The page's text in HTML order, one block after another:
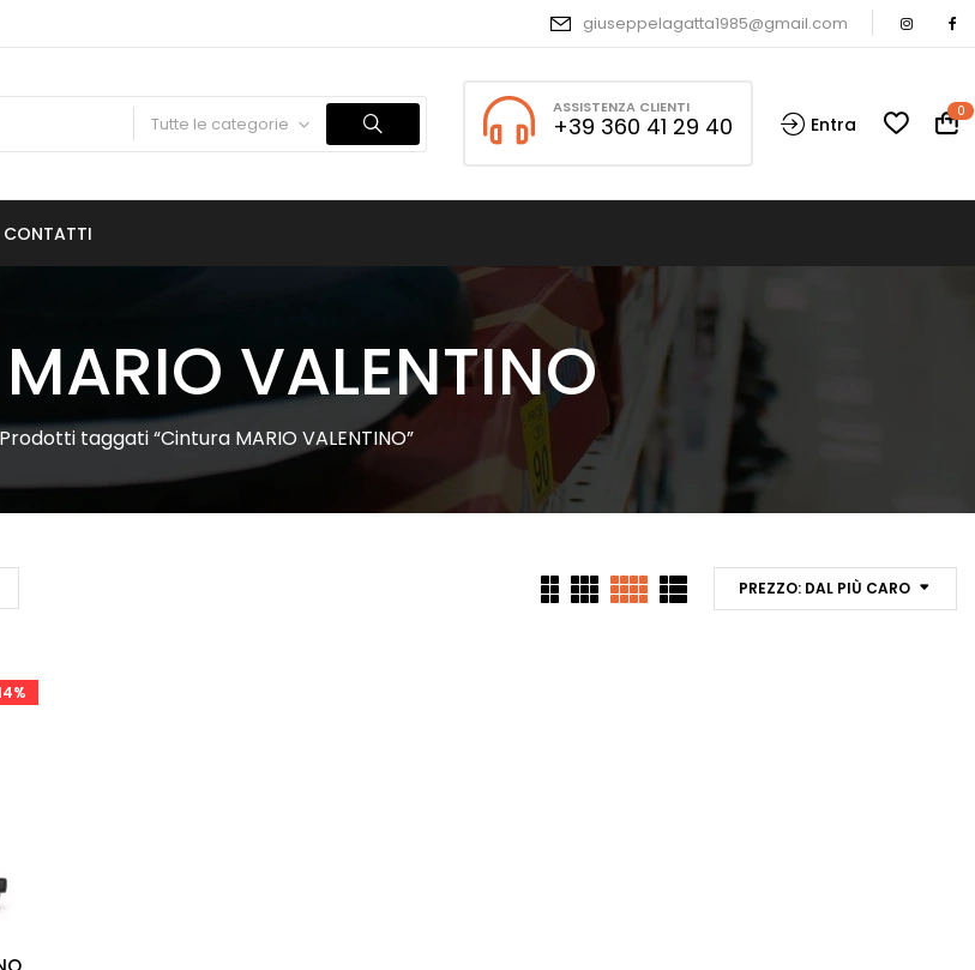
giuseppelagatta1985@gmail.com
Tutte le categorie
ASSISTENZA CLIENTI
+39 360 41 29 40 Entra
0
CONTATTI
VALENTINO
Prodotti taggati “Cintura MARIO VALENTINO”
PREZZO: DAL PIÙ CARO